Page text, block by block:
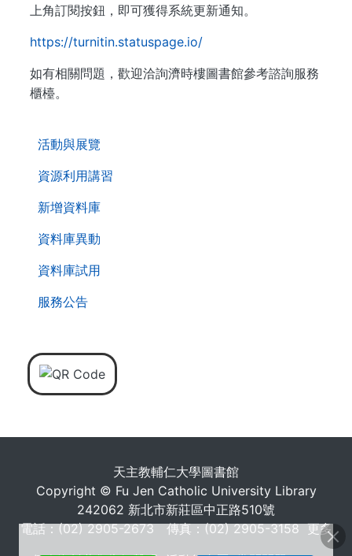
活動與展覽
資源利用講習
新增資料庫
資料庫異動
資料庫試用
服務公告
上角訂閱按鈕，即可獲得系統更新通知。
https://turnitin.statuspage.io/
如有相關問題，歡迎洽詢濟時樓圖書館參考諮詢服務
櫃檯。
天主教輔仁大學圖書館
Copyright © Fu Jen Catholic University Library
242062 新北市新莊區中正路510號
電話：(02) 2905-2673 傳真：(02) 2905-3158更多